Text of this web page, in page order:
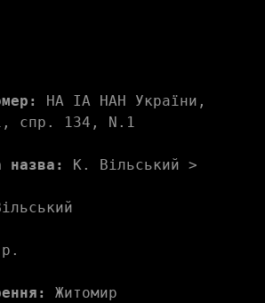
НА ІА НАН України,
спр. 134, N.1
назва: К. Вільський >
Житомир